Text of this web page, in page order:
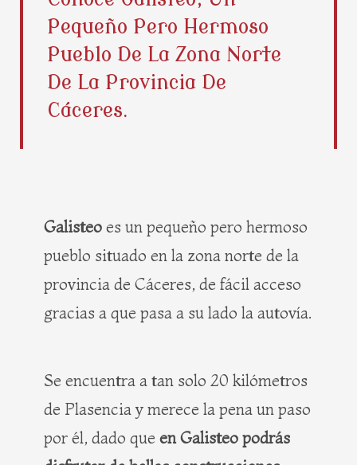
b
o
o
k
i
t
t
e
r
r
e
s
t
g
r
Pequeño Pero Hermoso
Pueblo De La Zona Norte
De La Provincia De
Cáceres.
Galisteo es un pequeño pero hermoso
pueblo situado en la zona norte de la
provincia de Cáceres, de fácil acceso
gracias a que pasa a su lado la autovía.
Se encuentra a tan solo 20 kilómetros
de Plasencia y merece la pena un paso
por él, dado que en Galisteo podrás